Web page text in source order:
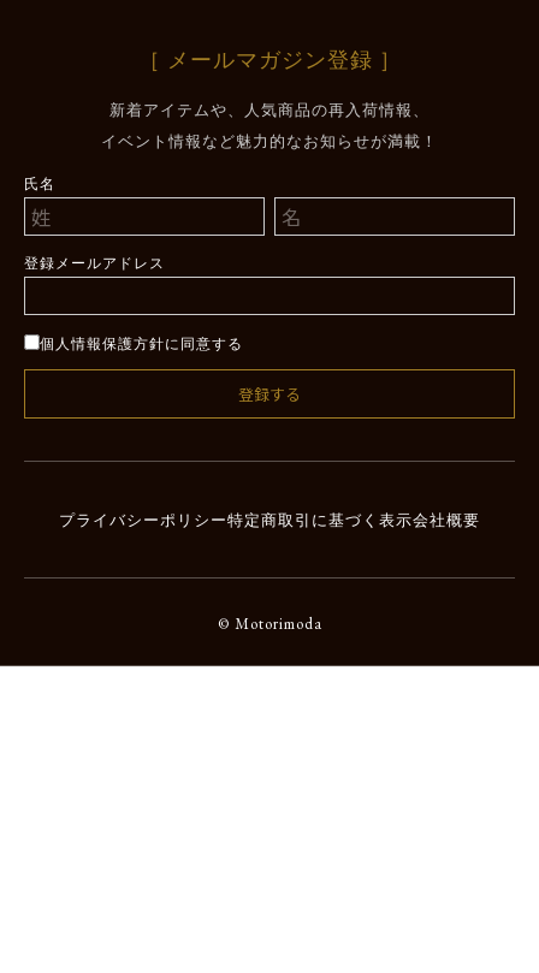
［ メールマガジン登録 ］
新着アイテムや、人気商品の再入荷情報、
イベント情報など魅力的なお知らせが満載！
氏名
登録メールアドレス
個人情報保護方針に同意する
登録する
プライバシーポリシー特定商取引に基づく表示会社概要
© Motorimoda